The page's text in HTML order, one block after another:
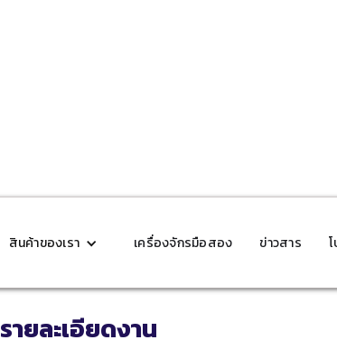
สินค้าของเรา เครื่องจักรมือสอง ข่าวสาร
เจ้าหน้าที่ประสานงา
รายละเอียดงาน